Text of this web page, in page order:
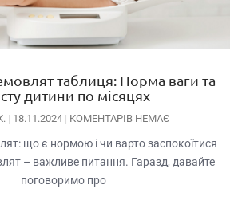
таблиця: Норма ваги та
дитини по місяцях
18.11.2024 КОМЕНТАРІВ НЕМАЄ
що є нормою і чи варто заспокоїтися
– важливе питання. Гаразд, давайте
поговоримо про